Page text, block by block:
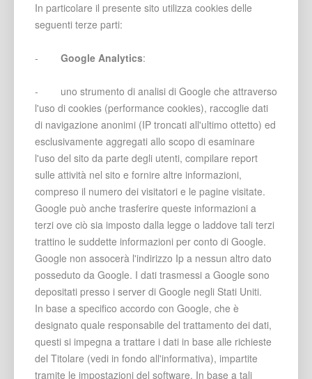
In particolare il presente sito utilizza cookies delle
seguenti terze parti:
- Google Analytics:
- uno strumento di analisi di Google che attraverso
l'uso di cookies (performance cookies), raccoglie dati
di navigazione anonimi (IP troncati all'ultimo ottetto) ed
esclusivamente aggregati allo scopo di esaminare
l'uso del sito da parte degli utenti, compilare report
sulle attività nel sito e fornire altre informazioni,
compreso il numero dei visitatori e le pagine visitate.
Google può anche trasferire queste informazioni a
terzi ove ciò sia imposto dalla legge o laddove tali terzi
trattino le suddette informazioni per conto di Google.
Google non assocerà l'indirizzo Ip a nessun altro dato
posseduto da Google. I dati trasmessi a Google sono
depositati presso i server di Google negli Stati Uniti.
In base a specifico accordo con Google, che è
designato quale responsabile del trattamento dei dati,
questi si impegna a trattare i dati in base alle richieste
del Titolare (vedi in fondo all'informativa), impartite
tramite le impostazioni del software. In base a tali